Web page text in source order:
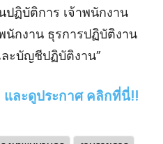
ฏิบัติการ เจ้าพนักงาน
นักงาน ธุรการปฏิบัติงาน
ละบัญชีปฏิบัติงาน”
และดูประกาศ คลิกที่นี่!!